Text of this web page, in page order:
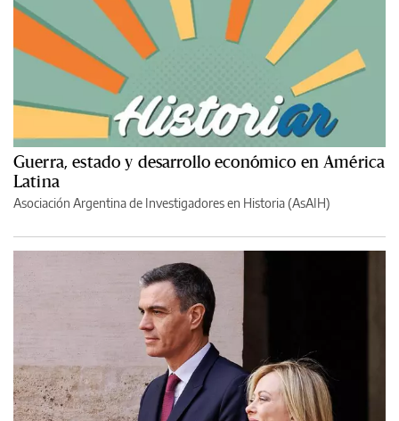
Guerra, estado y desarrollo económico en América
Latina
Asociación Argentina de Investigadores en Historia (AsAIH)